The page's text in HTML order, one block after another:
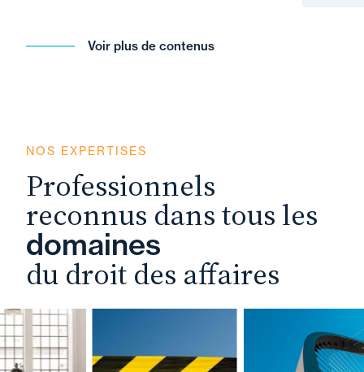
Voir plus de contenus
NOS EXPERTISES
Professionnels
reconnus dans tous les
domaines
du droit des affaires